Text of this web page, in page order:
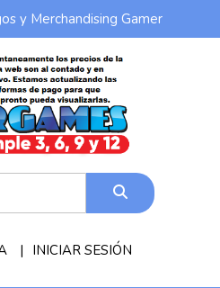
y Merchandising Gamer
INICIAR SESIÓN